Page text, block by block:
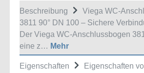
Beschreibung
Viega WC-
3811 90° DN 100 – Sichere
Der Viega WC-Anschlussbogen
eine z… Mehr
Eigenschaften
Eigenschaften